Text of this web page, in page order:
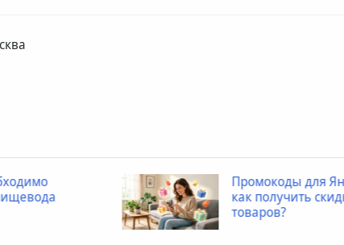
Промокоды для Яндекс Маркета:
как получить скидку при заказе
товаров?